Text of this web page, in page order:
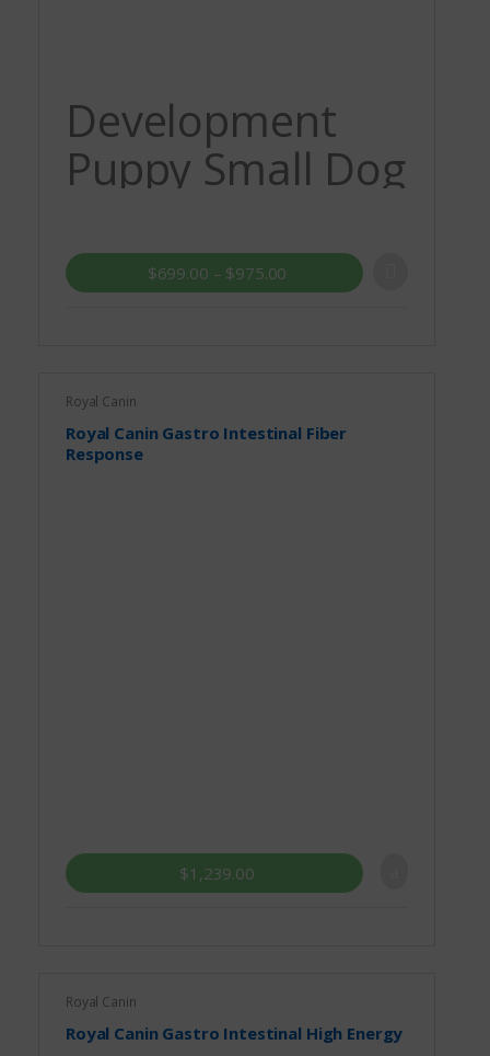
Development
Puppy Small Dog
$699.00 – $975.00
Royal Canin
Royal Canin Gastro Intestinal Fiber
Response
$1,239.00
Royal Canin
Royal Canin Gastro Intestinal High Energy